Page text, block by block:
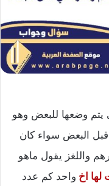
يتم وضعها للبعض وهو
قبل البعض سواء كان
واللغز يقول ماهو
اخ واحد كم عدد